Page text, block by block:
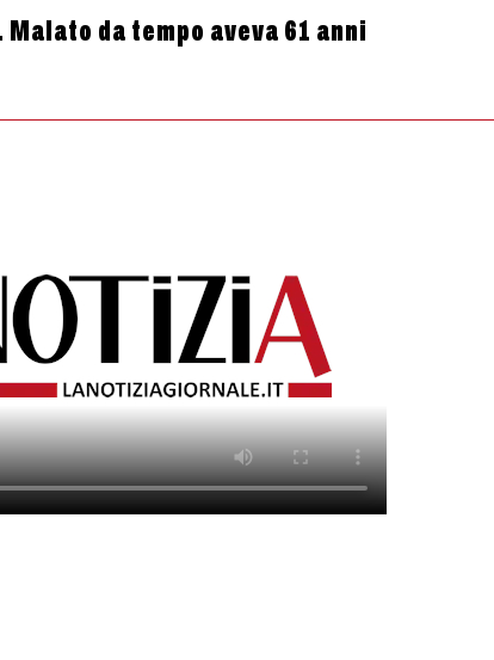
Malato da tempo aveva 61 anni